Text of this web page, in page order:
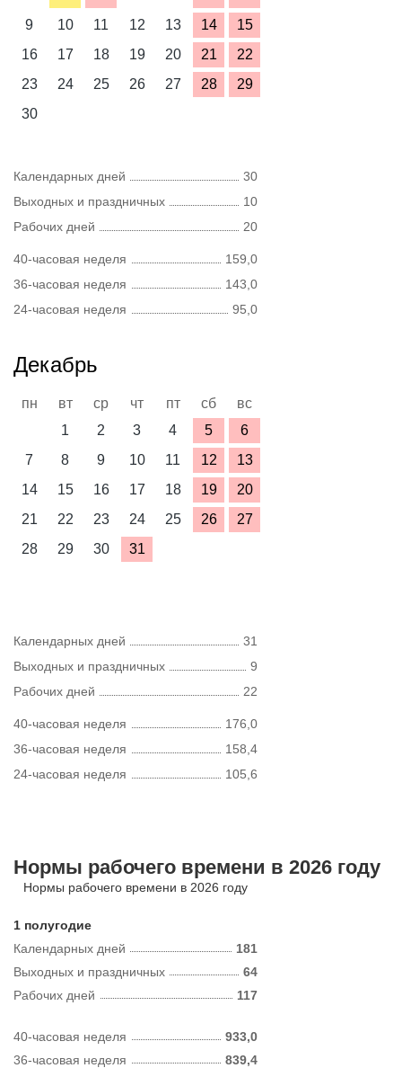
9
10 11 12 13 14
15
16
17 18 19 20 21
22
23
24 25 26 27 28
29
30
Календарных дней
30
Выходных и праздничных
10
Рабочих дней
20
40-часовая неделя
159,0
36-часовая неделя
143,0
24-часовая неделя
95,0
Декабрь
пн вт ср чт пт сб
вс
1
2 3 4 5
6
7
8 9 10 11 12
13
14
15 16 17 18 19
20
21
22 23 24 25 26
27
28
29 30 31
Календарных дней
31
Выходных и праздничных
9
Рабочих дней
22
40-часовая неделя
176,0
36-часовая неделя
158,4
24-часовая неделя
105,6
Нормы рабочего времени в 2026 году
Нормы рабочего времени в 2026 году
1 полугодие
Календарных дней
181
Рабочих дней 117
Выходных и праздничных 64
40-часовая неделя
933,0
36-часовая неделя
839,4